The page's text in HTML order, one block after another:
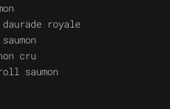
royale
cru
saumon